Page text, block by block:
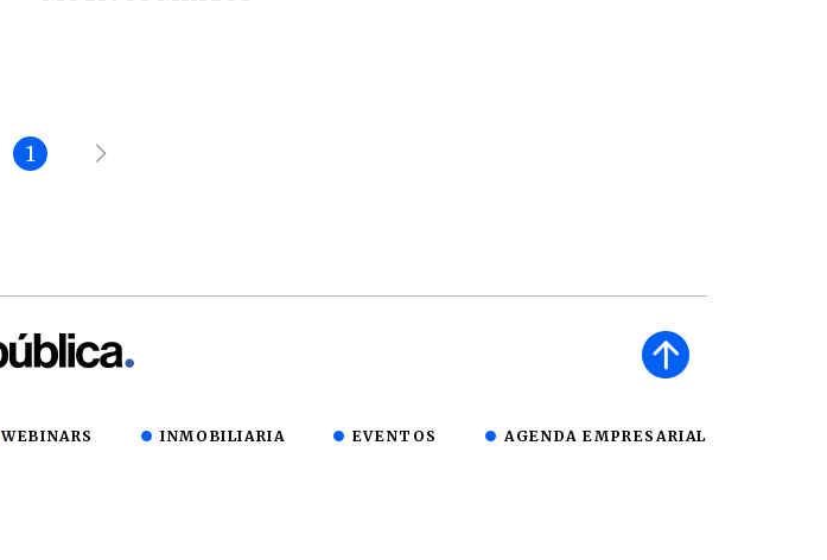
1
WEBINARS INMOBILIARIA EVENTOS AGENDA EMPRESARIAL